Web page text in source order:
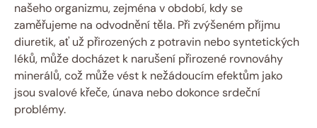
našeho organizmu, zejména v období, kdy se
zaměřujeme na odvodnění těla. Při zvýšeném příjmu
diuretik, ať už přirozených z potravin nebo syntetických
léků, může docházet k narušení přirozené rovnováhy
minerálů, což může vést k nežádoucím efektům jako
jsou svalové křeče, únava nebo dokonce srdeční
problémy.